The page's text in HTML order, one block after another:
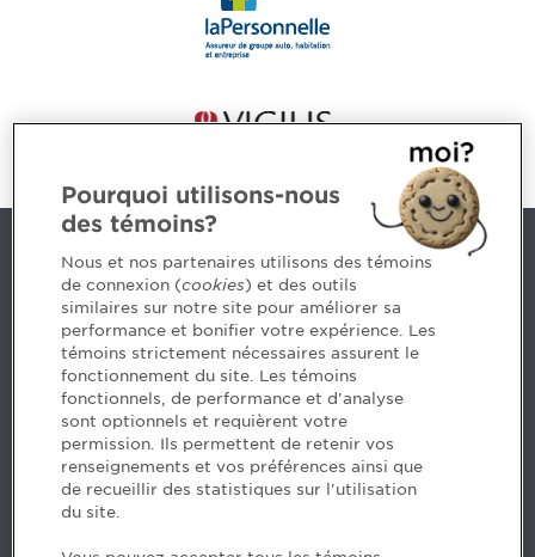
Nous joindre
5, Place Ville Marie, bureau 800, Montréal (Québec)
H3B 2G2
www.cpaquebec.ca
Des questions? Faites appel à notre équipe >
Envie de mettre de l’Ordre dans votre carrière? Voyez
les postes disponibles >
Pourquoi utilisons-nous
des témoins?
Nous et nos partenaires utilisons des témoins
de connexion (cookies) et des outils
similaires sur notre site pour améliorer sa
performance et bonifier votre expérience. Les
témoins strictement nécessaires assurent le
fonctionnement du site. Les témoins
fonctionnels, de performance et d'analyse
sont optionnels et requièrent votre
permission. Ils permettent de retenir vos
renseignements et vos préférences ainsi que
de recueillir des statistiques sur l'utilisation
du site.